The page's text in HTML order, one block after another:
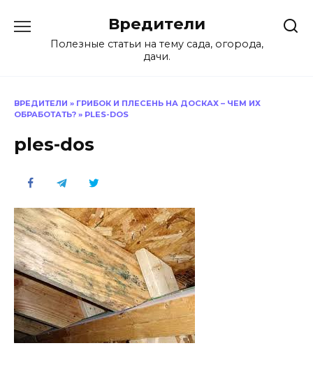
содержанию
Вредители
Полезные статьи на тему сада, огорода,
дачи.
ВРЕДИТЕЛИ » ГРИБОК И ПЛЕСЕНЬ НА ДОСКАХ – ЧЕМ ИХ
ОБРАБОТАТЬ? » PLES-DOS
ples-dos